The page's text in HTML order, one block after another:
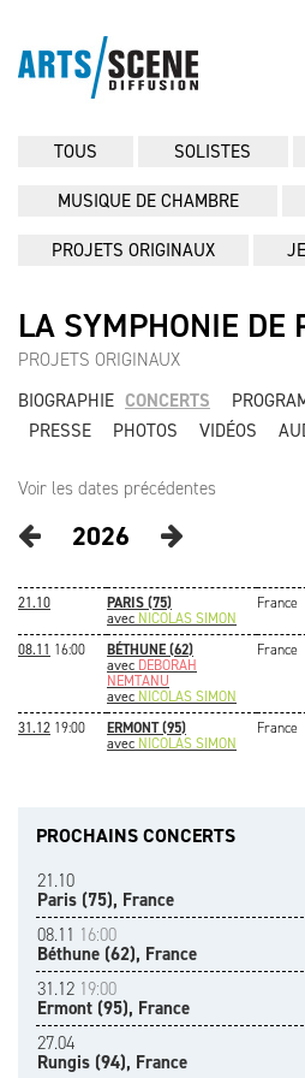
TOUS SOLISTES
MUSIQUE DE CHAMBRE
PROJETS ORIGINAUX
LA SYMPHONIE DE
PROJETS ORIGINAUX
BIOGRAPHIE CONCERTS
PRESSE
PHOTOS VIDÉOS
Voir les dates précédentes
2026
21.10
PARIS (75)
avec NICOLAS SIMON
France
08.11 16:00
BÉTHUNE (62)
avec DEBORAH
NEMTANU
avec NICOLAS SIMON
France
31.12 19:00
ERMONT (95)
avec NICOLAS SIMON
France
PROCHAINS CONCERTS
21.10
Paris (75), France
08.11 16:00
Béthune (62), France
31.12 19:00
Ermont (95), France
27.04
Rungis (94), France